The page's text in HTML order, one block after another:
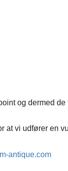
og dermed
at vi udfører en
antique.com